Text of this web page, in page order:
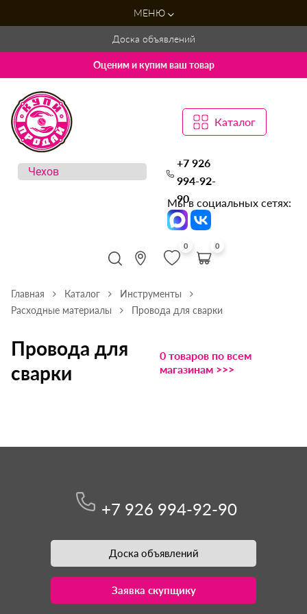
МЕНЮ
Доска объявлений
Оценим и купим ваш товар
Каталог
+7 926
994-92-
90
Мы в социальных сетях:
0 0
Главная Каталог
Инструменты
Расходные материалы
Провода для сварки
Провода для
сварки
0 товаров по всем
магазинам >>>
+7 926 994-92-90
Доска объявлений
Заявка скупщику